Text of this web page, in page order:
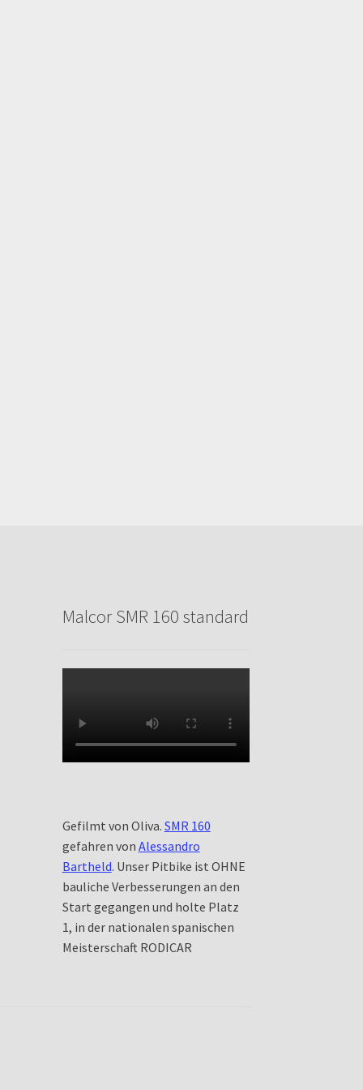
Malcor SMR 160 standard
Gefilmt von Oliva. SMR 160
gefahren von Alessandro
Bartheld. Unser Pitbike ist OHNE
bauliche Verbesserungen an den
Start gegangen und holte Platz
1, in der nationalen spanischen
Meisterschaft RODICAR